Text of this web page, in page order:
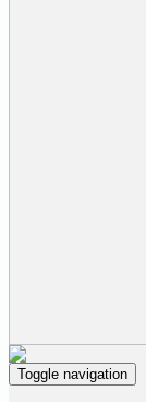
Toggle navigation